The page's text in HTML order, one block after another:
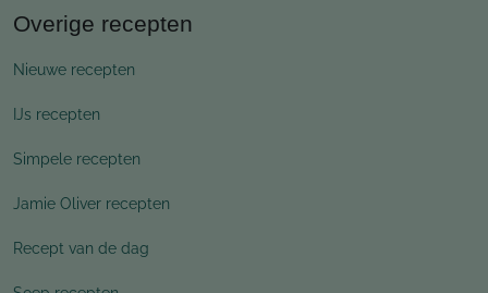
Overige recepten
Nieuwe recepten
IJs recepten
Simpele recepten
Jamie Oliver recepten
Recept van de dag